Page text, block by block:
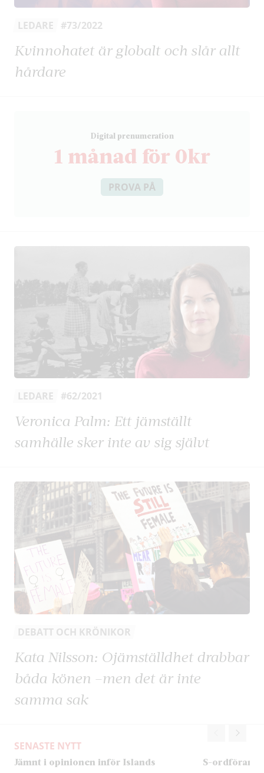
LEDARE #73/2022
Kvinnohatet är globalt och slår allt
hårdare
Digital prenumeration
1 månad för 0kr
PROVA PÅ
LEDARE #62/2021
Veronica Palm: Ett jämställt
samhälle sker inte av sig självt
DEBATT OCH KRÖNIKOR
Kata Nilsson: Ojämställdhet drabbar
båda könen –men det är inte
samma sak
SENASTE NYTT
Jämnt i opinionen inför Islands
S-